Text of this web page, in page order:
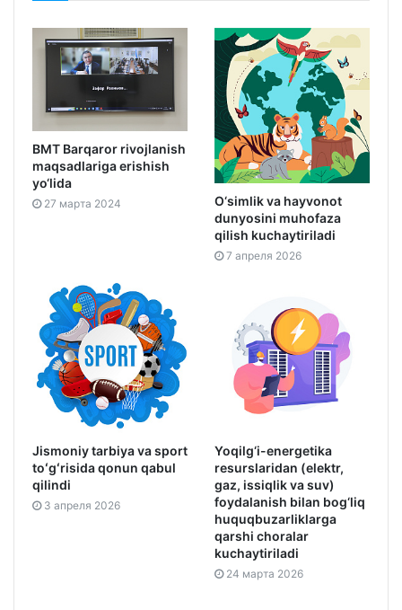
BMT Barqaror rivojlanish
maqsadlariga erishish
yo‘lida
27 марта 2024
O‘simlik va hayvonot
dunyosini muhofaza
qilish kuchaytiriladi
7 апреля 2026
Jismoniy tarbiya va sport
toʻgʻrisida qonun qabul
qilindi
3 апреля 2026
Yoqilg‘i-energetika
resurslaridan (elektr,
gaz, issiqlik va suv)
foydalanish bilan bog‘liq
huquqbuzarliklarga
qarshi choralar
kuchaytiriladi
24 марта 2026